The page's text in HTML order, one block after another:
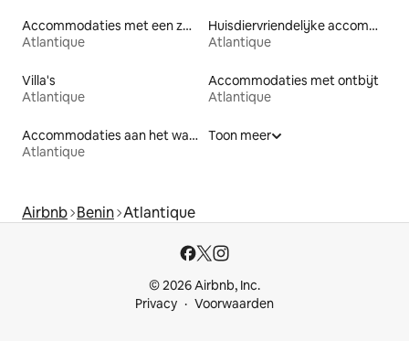
Accommodaties met een zwembad
Atlantique
Huisdiervriendelijke accommodaties
Atlantique
Villa's
Atlantique
Accommodaties met ontbijt
Atlantique
Accommodaties aan het water
Atlantique
Toon meer
Airbnb Benin Atlantique
© 2026 Airbnb, Inc.
Privacy
Voorwaarden